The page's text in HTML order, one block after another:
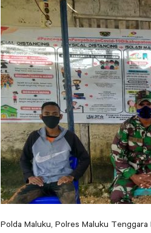
Polda Maluku, Polres Maluku